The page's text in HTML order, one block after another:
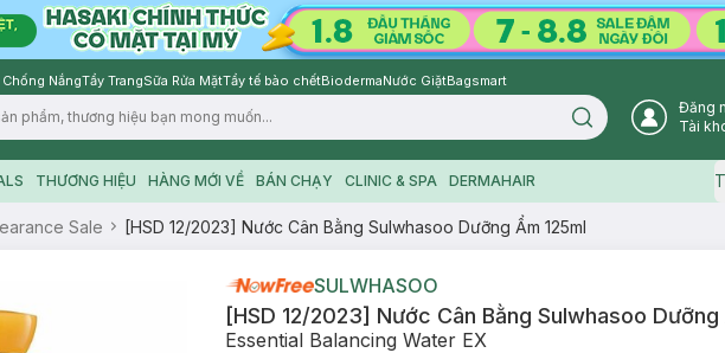
Chống NắngTẩy TrangSữa Rửa MặtTẩy tế bào chếtBiodermaNước GiặtBagsmart
Search icon
Đăng
Tài
THƯƠNG HIỆU HÀNG MỚI VỀ BÁN CHẠY CLINIC & SPA DERMAHAIR
Sale [HSD 12/2023] Nước Cân Bằng Sulwhasoo Dưỡng Ẩm 125ml
SULWHASOO
[HSD 12/2023] Nước Cân Bằng Sulwhasoo Dưỡng
Essential Balancing Water EX